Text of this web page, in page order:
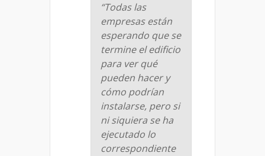
“Todas las
empresas están
esperando que se
termine el edificio
para ver qué
pueden hacer y
cómo podrían
instalarse, pero si
ni siquiera se ha
ejecutado lo
correspondiente